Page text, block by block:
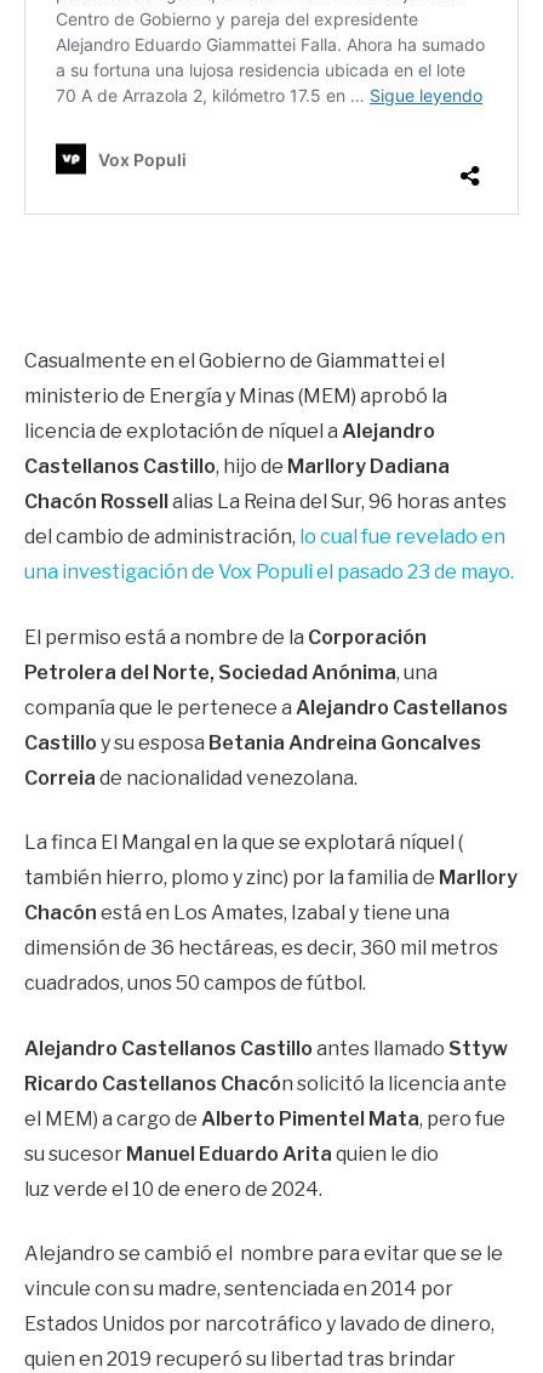
Casualmente en el Gobierno de Giammattei el
ministerio de Energía y Minas (MEM) aprobó la
licencia de explotación de níquel a Alejandro
Castellanos Castillo, hijo de Marllory Dadiana
Chacón Rossell alias La Reina del Sur, 96 horas antes
del cambio de administración, lo cual fue revelado en
una investigación de Vox Populi el pasado 23 de mayo.
El permiso está a nombre de la Corporación
Petrolera del Norte, Sociedad Anónima, una
companía que le pertenece a Alejandro Castellanos
Castillo y su esposa Betania Andreina Goncalves
Correia de nacionalidad venezolana.
La finca El Mangal en la que se explotará níquel (
también hierro, plomo y zinc) por la familia de Marllory
Chacón está en Los Amates, Izabal y tiene una
dimensión de 36 hectáreas, es decir, 360 mil metros
cuadrados, unos 50 campos de fútbol.
Alejandro Castellanos Castillo antes llamado Sttyw
Ricardo Castellanos Chacón solicitó la licencia ante
el MEM) a cargo de Alberto Pimentel Mata, pero fue
su sucesor Manuel Eduardo Arita quien le dio
luz verde el 10 de enero de 2024.
Alejandro se cambió el nombre para evitar que se le
vincule con su madre, sentenciada en 2014 por
Estados Unidos por narcotráfico y lavado de dinero,
quien en 2019 recuperó su libertad tras brindar